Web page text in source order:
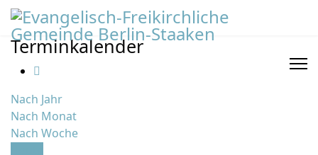
Terminkalender
Nach Jahr
Nach Monat
Nach Woche